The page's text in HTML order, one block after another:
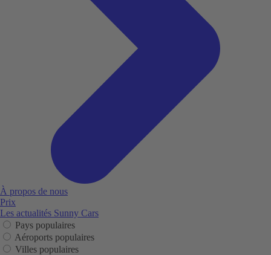
À propos de nous
Prix
Les actualités Sunny Cars
Pays populaires
Aéroports populaires
Villes populaires